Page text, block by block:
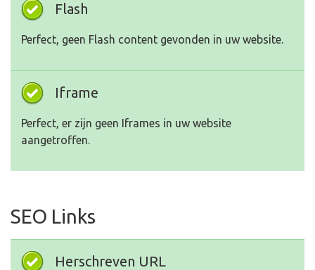
Flash
Perfect, geen Flash content gevonden in uw website.
Iframe
Perfect, er zijn geen Iframes in uw website
aangetroffen.
SEO Links
Herschreven URL